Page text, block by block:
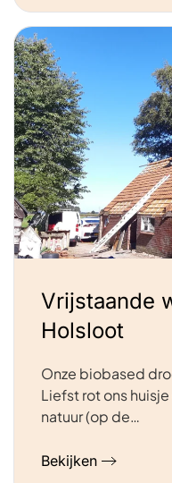
Vrijstaande
Holsloot
Onze biobased
Liefst rot ons
natuur (op de…
Bekijken